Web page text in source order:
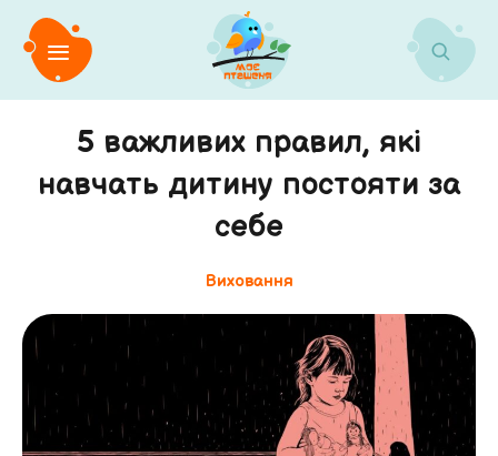
5 важливих правил, які
навчать дитину постояти за
себе
Виховання